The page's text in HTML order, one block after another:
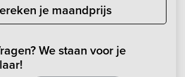
je maandprijs
We staan voor je